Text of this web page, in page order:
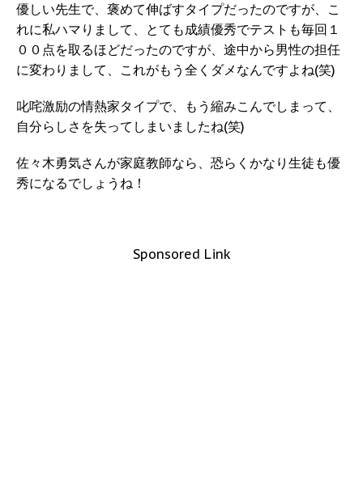
優しい先生で、褒めて伸ばすタイプだったのですが、こ
れに私ハマりまして、とても成績優秀でテストも毎回１
００点を取るほどだったのですが、途中から男性の担任
に変わりまして、これがもう全くダメなんですよね(笑)
叱咤激励の情熱家タイプで、もう縮みこんでしまって、
自分らしさを失ってしまいましたね(笑)
佐々木勇気さんが家庭教師なら、恐らくかなり生徒も優
秀になるでしょうね！
Sponsored Link